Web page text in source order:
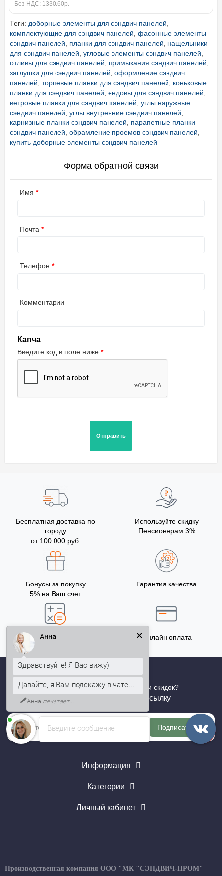
Без НДС: 1330.60р.
Теги: доборные элементы для сэндвич панелей,
комплектующие для сэндвич панелей, фасонные элементы
сэндвич панелей, планки для сэндвич панелей, нащельники
для сэндвич панелей, угловые элементы сэндвич панелей,
отливы для сэндвич панелей, примыкания сэндвич панелей,
заглушки для сэндвич панелей, оформление сэндвич
панелей, торцевые планки для сэндвич панелей, коньковые
планки для сэндвич панелей, ендовы для сэндвич панелей,
ветровые планки для сэндвич панелей, углы наружные
сэндвич панелей, углы внутренние сэндвич панелей,
карнизные планки сэндвич панелей, парапетные планки
сэндвич панелей, обрамление проемов сэндвич панелей,
купить доборные элементы сэндвич панелей
Форма обратной связи
Имя
Почта
Телефон
Комментарии
Капча
Введите код в поле ниже
Бесплатная доставка по
городу
от 100 000 руб.
Используйте скидку
Пенсионерам 3%
Бонусы за покупку
5% на Ваш счет
Гарантия качества
Точный расчёт Онлайн оплата
Хотите быть в курсе всех акций и скидок?
Подпишитесь на нашу рассылку
Подписаться
Информация
Категории
Личный кабинет
Производственная компания ООО "МК "СЭНДВИЧ-ПРОМ"
Введите сообщение
Анна
Здравствуйте! Я Вас вижу)
Давайте, я Вам подскажу в чате...
Анна печатает...